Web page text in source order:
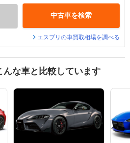
中古車を検索
エスプリの車買取相場を調べる
んな車と比較しています